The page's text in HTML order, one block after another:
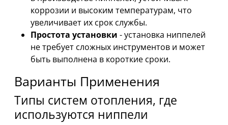
коррозии и высоким температурам, что
увеличивает их срок службы.
Простота установки - установка ниппелей
не требует сложных инструментов и может
быть выполнена в короткие сроки.
Варианты Применения
Типы систем отопления, где
используются ниппели